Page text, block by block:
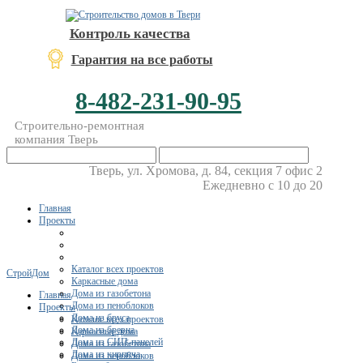
Контроль качества
Гарантия на все работы
8-482-231-90-95
Строительно-ремонтная
компания Тверь
Тверь, ул. Хромова, д. 84, секция 7 офис 2
Ежедневно с 10 до 20
Главная
Проекты
Каталог всех проектов
Каркасные дома
Дома из газобетона
Дома из пеноблоков
Дома из бруса
Дома из бревна
Дома из СИП-панелей
Дома из кирпича
СтройДом
Главная
Проекты
Каталог всех проектов
Каркасные дома
Дома из газобетона
Дома из пеноблоков